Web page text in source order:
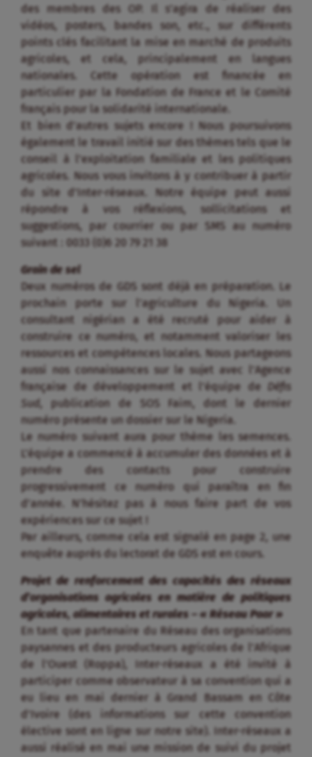
des membres des OP. Il s’agira de réaliser des
vidéos, posters, bandes son, etc., sur différents
points clés facilitant la mise en marché de produits
agricoles, et cela, principalement en langues
nationales. Cette opération est financée en
particulier par la Fondation de France et le Comité
français pour la solidarité internationale.
Et bien d’autres sujets encore ! Nous poursuivons
également le travail initié sur des thèmes tels que le
conseil à l’exploitation familiale et les politiques
agricoles. Nous vous invitons à y contribuer à partir
du site d’Inter-réseaux. Notre équipe peut aussi
répondre à vos réflexions, sollicitations et
suggestions, par courrier ou par SMS au numéro
suivant : 0033 (0)6 20 79 21 38
Grain de sel
Deux numéros de GDS sont déjà en préparation. Le
prochain porte sur l’agriculture du Nigeria. Un
consultant nigérian a été recruté pour aider à
construire ce numéro, et notamment valoriser les
ressources et compétences locales. Nous partageons
aussi nos connaissances sur le sujet avec l’Agence
française de développement et l’équipe de
Défis
Sud
, publication de SOS Faim, dont le dernier
numéro présente un dossier sur le Nigeria.
Le numéro suivant aura pour thème les semences.
L’équipe a commencé à accumuler des données et à
prendre des contacts pour construire
progressivement ce numéro qui paraîtra en fin
d’année. N’hésitez pas à nous faire part de vos
expériences sur ce sujet !
Par ailleurs, comme cela est signalé en page 2, une
enquête auprès du lectorat de GDS est en cours.
Projet de renforcement des capacités des réseaux
d’organisations agricoles en matière de politiques
agricoles, alimentaires et rurales – « Réseau Paar »
En tant que partenaire du Réseau des organisations
paysannes et des producteurs agricoles de l’Afrique
de l’Ouest (Roppa), Inter-réseaux a été invité à
participer comme observateur à sa convention qui a
eu lieu en mai dernier à Grand Bassam en Côte
d’Ivoire (des informations sur cette convention
élective sont en ligne sur notre site). Inter-réseaux a
aussi réalisé en mai une mission de suivi du projet